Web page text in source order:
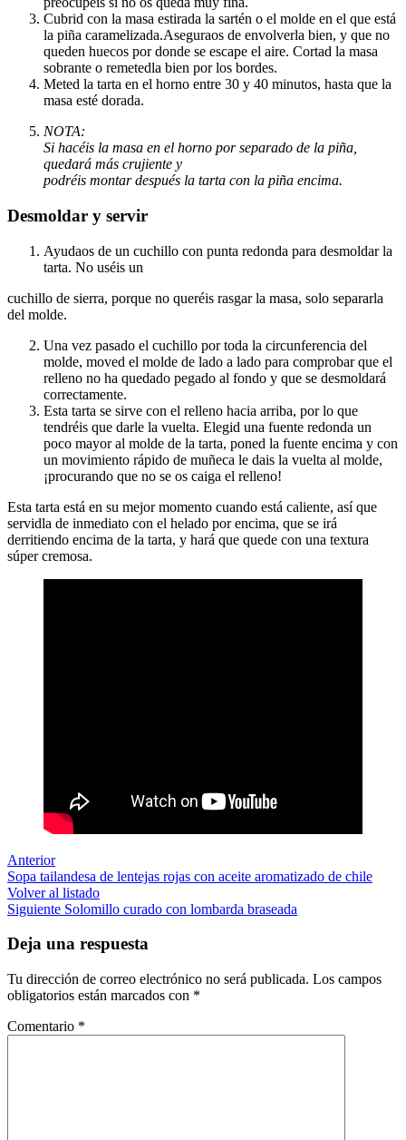
Cubrid con la masa estirada la sartén o el molde en el que está
la piña caramelizada.Aseguraos de envolverla bien, y que no
queden huecos por donde se escape el aire. Cortad la masa
sobrante o remetedla bien por los bordes.
Meted la tarta en el horno entre 30 y 40 minutos, hasta que la
masa esté dorada.
NOTA:
Si hacéis la masa en el horno por separado de la piña,
quedará más crujiente y
podréis montar después la tarta con la piña encima.
Desmoldar y servir
Ayudaos de un cuchillo con punta redonda para desmoldar la
tarta. No uséis un
cuchillo de sierra, porque no queréis rasgar la masa, solo separarla
del molde.
Una vez pasado el cuchillo por toda la circunferencia del
molde, moved el molde de lado a lado para comprobar que el
relleno no ha quedado pegado al fondo y que se desmoldará
correctamente.
Esta tarta se sirve con el relleno hacia arriba, por lo que
tendréis que darle la vuelta. Elegid una fuente redonda un
poco mayor al molde de la tarta, poned la fuente encima y con
un movimiento rápido de muñeca le dais la vuelta al molde,
¡procurando que no se os caiga el relleno!
Esta tarta está en su mejor momento cuando está caliente, así que
servidla de inmediato con el helado por encima, que se irá
derritiendo encima de la tarta, y hará que quede con una textura
súper cremosa.
Anterior
Sopa tailandesa de lentejas rojas con aceite aromatizado de chile
Volver al listado
Siguiente Solomillo curado con lombarda braseada
Deja una respuesta
Tu dirección de correo electrónico no será publicada. Los campos
obligatorios están marcados con *
Comentario *